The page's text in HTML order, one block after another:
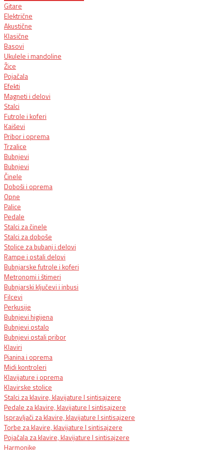
Gitare
Električne
Akustične
Klasične
Basovi
Ukulele i mandoline
Žice
Pojačala
Efekti
Magneti i delovi
Stalci
Futrole i koferi
Kaiševi
Pribor i oprema
Trzalice
Bubnjevi
Bubnjevi
Činele
Doboši i oprema
Opne
Palice
Pedale
Stalci za činele
Stalci za doboše
Stolice za bubanj i delovi
Rampe i ostali delovi
Bubnjarske futrole i koferi
Metronomi i štimeri
Bubnjarski ključevi i inbusi
Filcevi
Perkusije
Bubnjevi higijena
Bubnjevi ostalo
Bubnjevi ostali pribor
Klaviri
Pianina i oprema
Midi kontroleri
Klavijature i oprema
Klavirske stolice
Stalci za klavire, klavijature I sintisajzere
Pedale za klavire, klavijature I sintisajzere
Ispravljači za klavire, klavijature I sintisajzere
Torbe za klavire, klavijature I sintisajzere
Pojačala za klavire, klavijature I sintisajzere
Harmonike